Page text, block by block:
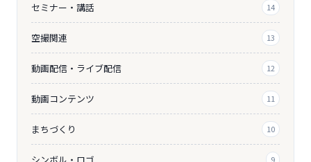
セミナー・講話 14
空撮関連 13
動画配信・ライブ配信 12
動画コンテンツ 11
まちづくり 10
9